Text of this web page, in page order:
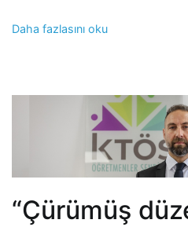
Daha fazlasını oku
“Çürümüş